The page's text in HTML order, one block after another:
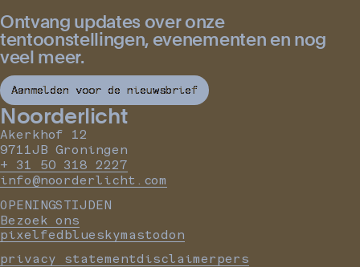
Ontvang updates over onze
tentoonstellingen, evenementen en nog
veel meer.
Aanmelden voor de nieuwsbrief
Noorderlicht
Akerkhof 12
9711JB Groningen
+ 31 50 318 2227
info@noorderlicht.com
OPENINGSTIJDEN
Bezoek ons
pixelfedblueskymastodon
privacy statementdisclaimerpers